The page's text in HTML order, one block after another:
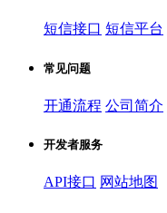
短信接口 短信平台
常见问题
开通流程 公司简介
开发者服务
API接口 网站地图